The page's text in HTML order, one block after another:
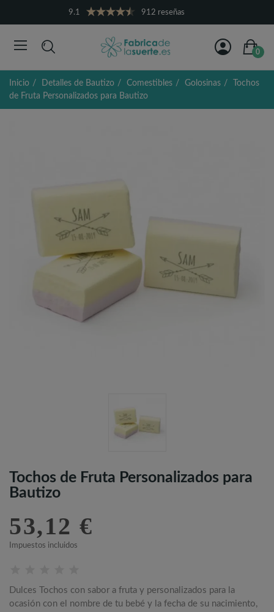
9.1 912 reseñas
0
Inicio Detalles de Bautizo Comestibles Golosinas
Tochos
de Fruta Personalizados para Bautizo
Tochos de Fruta Personalizados para
Bautizo
53,12 €
Impuestos incluidos
Dulces Tochos con sabor a fruta y personalizados para la
ocasión con el nombre de tu bebé y la fecha de su nacimiento,